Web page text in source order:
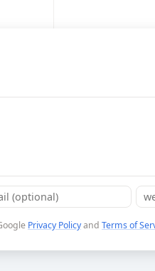
Privacy Policyand Terms of